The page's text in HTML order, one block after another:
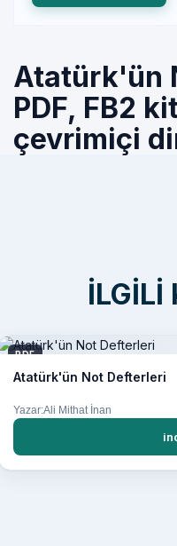
Atatürk'ün
PDF, FB2
çevrimiçi
İLGILI
PDF
Atatürk'ün Not Defterleri
Yazar:Ali Mithat İnan